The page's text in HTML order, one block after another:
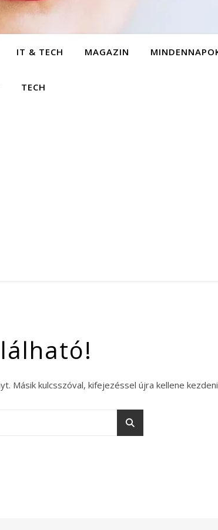
IT & TECH MAGAZIN
TECH
Másik kulcsszóval, kifejezéssel újra kellene